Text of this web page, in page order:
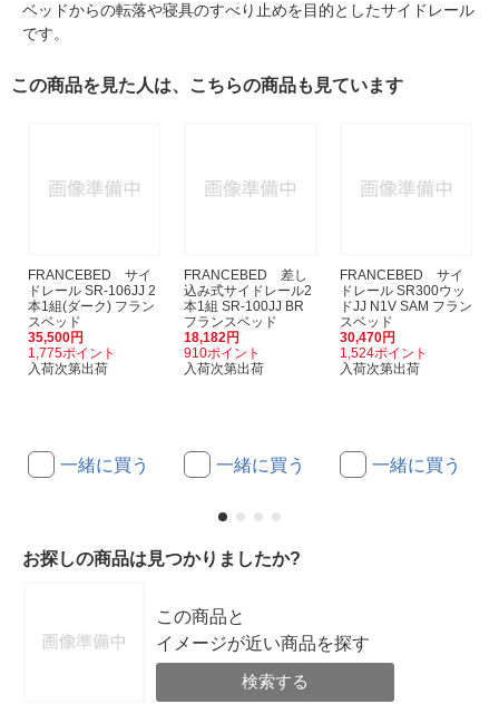
ベッドからの転落や寝具のすべり止めを目的としたサイドレール
です。
この商品を見た人は、こちらの商品も見ています
FRANCEBED サイ
ドレール SR-106JJ 2
本1組(ダーク) フラン
スベッド
35,500円
1,775ポイント
入荷次第出荷
一緒に買う
FRANCEBED 差し
込み式サイドレール2
本1組 SR-100JJ BR
フランスベッド
18,182円
910ポイント
入荷次第出荷
一緒に買う
FRANCEBED サイ
ドレール SR300ウッ
ドJJ N1V SAM フラン
スベッド
30,470円
1,524ポイント
入荷次第出荷
一緒に買う
お探しの商品は見つかりましたか?
この商品と
イメージが近い商品を探す
検索する